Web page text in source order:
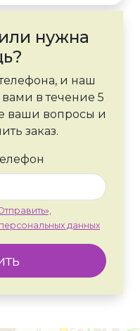
нужна
и наш
в течение 5
ваши вопросы и
заказ.
данных